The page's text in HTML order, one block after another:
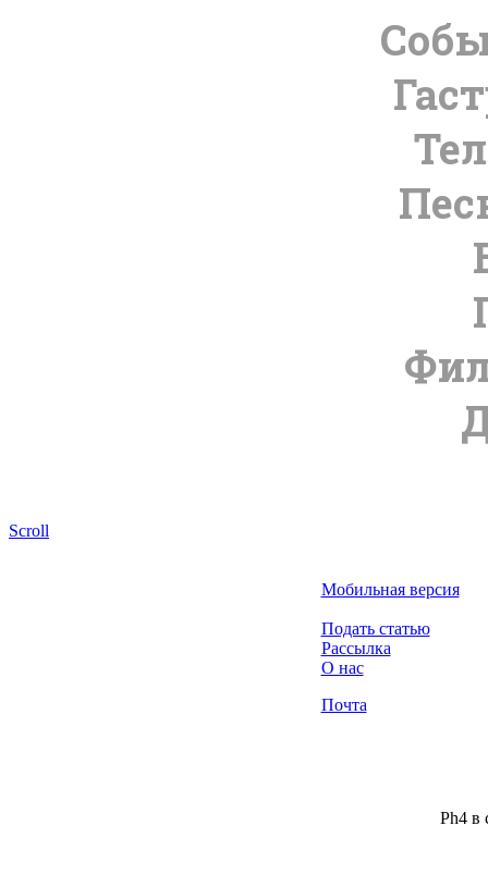
Scroll
Мобильная версия
Подать статью
Рассылка
О нас
Почта
Ph4 в